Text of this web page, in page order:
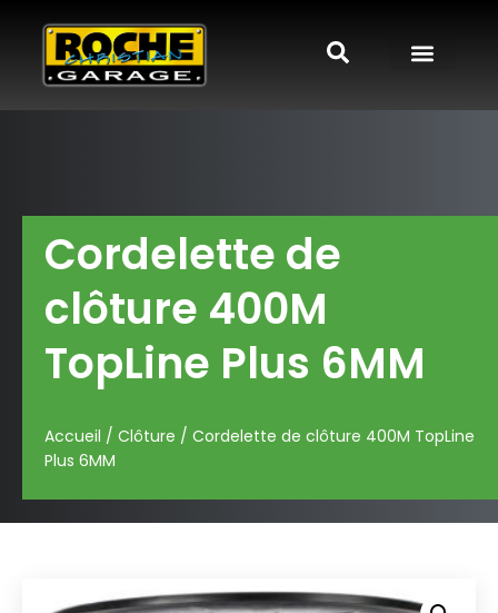
Cordelette de
clôture 400M
TopLine Plus 6MM
Accueil / Clôture / Cordelette de clôture 400M TopLine
Plus 6MM